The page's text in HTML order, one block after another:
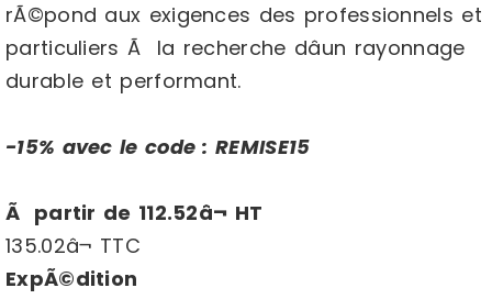
rÃ©pond aux exigences des professionnels et
particuliers Ã la recherche dâun rayonnage
durable et performant.
-15% avec le code : REMISE15
Ã partir de 112.52â¬ HT
135.02â¬ TTC
ExpÃ©dition